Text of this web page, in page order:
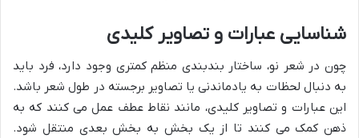
شناسایی عبارات و تصاویر کلیدی
چون در شعر نو، ساختار بندبندی منظم کمتری وجود دارد، فرد باید
به دنبال لحظات به یادماندنی یا تصاویر برجسته در طول شعر باشد.
این عبارات و تصاویر کلیدی، مانند نقاط عطف عمل می کنند که به
ذهن کمک می کنند تا از یک بخش به بخش بعدی منتقل شود.